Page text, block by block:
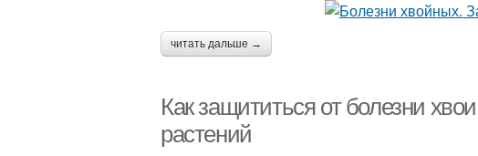
читать дальше →
Как защититься от болезни
растений